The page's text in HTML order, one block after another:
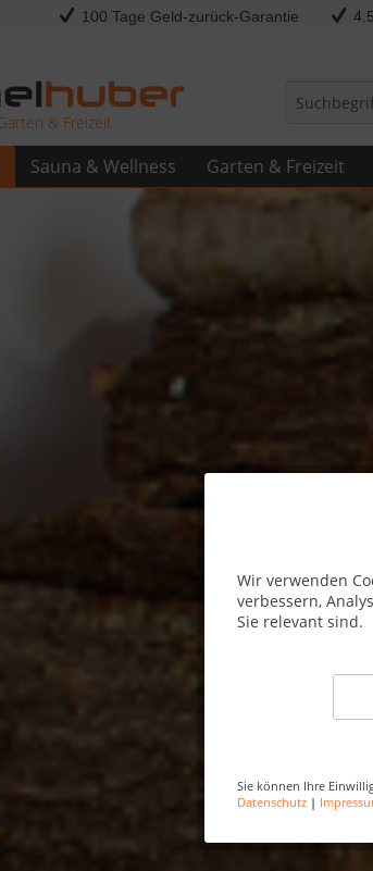
100 Tage Geld-zurück-Garantie
& Freizeit
Sauna & Wellness Garten & Freizeit
Wir verwenden
verbessern,
Sie relevant sind.
Sie können Ihre
Datenschutz |